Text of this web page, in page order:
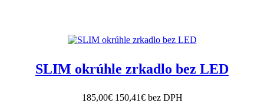
SLIM okrúhle zrkadlo bez LED
185,00€ 150,41€ bez DPH